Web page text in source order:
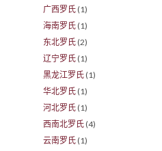
广西罗氏 (1)
海南罗氏 (1)
东北罗氏 (2)
辽宁罗氏 (1)
黑龙江罗氏 (1)
华北罗氏 (1)
河北罗氏 (1)
西南北罗氏 (4)
云南罗氏 (1)